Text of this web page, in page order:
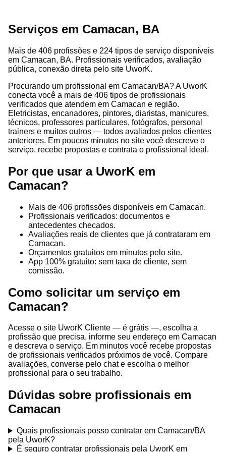
Serviços em Camacan, BA
Mais de 406 profissões e 224 tipos de serviço disponíveis
em Camacan, BA. Profissionais verificados, avaliação
pública, conexão direta pelo site UworK.
Procurando um profissional em Camacan/BA? A UworK
conecta você a mais de 406 tipos de profissionais
verificados que atendem em Camacan e região.
Eletricistas, encanadores, pintores, diaristas, manicures,
técnicos, professores particulares, fotógrafos, personal
trainers e muitos outros — todos avaliados pelos clientes
anteriores. Em poucos minutos no site você descreve o
serviço, recebe propostas e contrata o profissional ideal.
Por que usar a UworK em
Camacan?
Mais de 406 profissões disponíveis em Camacan.
Profissionais verificados: documentos e
antecedentes checados.
Avaliações reais de clientes que já contrataram em
Camacan.
Orçamentos gratuitos em minutos pelo site.
App 100% gratuito: sem taxa de cliente, sem
comissão.
Como solicitar um serviço em
Camacan?
Acesse o site UworK Cliente — é grátis —, escolha a
profissão que precisa, informe seu endereço em Camacan
e descreva o serviço. Em minutos você recebe propostas
de profissionais verificados próximos de você. Compare
avaliações, converse pelo chat e escolha o melhor
profissional para o seu trabalho.
Dúvidas sobre profissionais em
Camacan
Quais profissionais posso contratar em Camacan/BA
pela UworK?
É seguro contratar profissionais pela UworK em